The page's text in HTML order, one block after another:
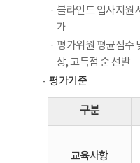
블라인드 입사지원
가
평가위원 평균점수
상, 고득점 순 선발
평가기준
구분
교육사항